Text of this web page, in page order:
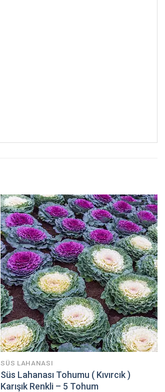
SÜS LAHANASI
Süs Lahanası Tohumu ( Kıvırcık )
Karışık Renkli – 5 Tohum